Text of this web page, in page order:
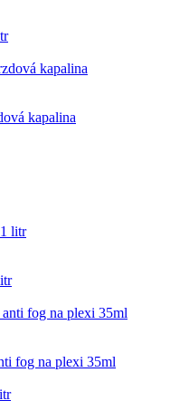
kapalina
fog na plexi 35ml